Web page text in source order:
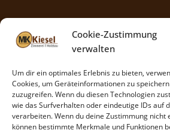
Cookie-Zustimmung
verwalten
Um dir ein optimales Erlebnis zu bieten,
Cookies, um Geräteinformationen zu
zuzugreifen. Wenn du diesen Technologien
wie das Surfverhalten oder eindeutige IDs auf
verarbeiten. Wenn du deine Zustimmung nicht
können bestimmte Merkmale und Funktionen
Bürozeiten: Mo.–Fr. 8–13 Uhr
Kontakt
Mobil:01577 258 11 90
Fax: 07195 / 977 29 44
Mail:info@mk-kiesel.de
Soziale Netzwerke